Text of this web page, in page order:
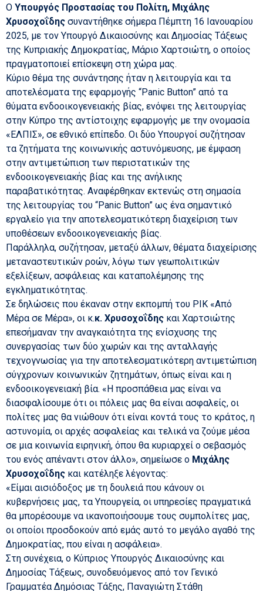
Ο Υπουργός Προστασίας του Πολίτη, Μιχάλης
Χρυσοχοΐδης συναντήθηκε σήμερα Πέμπτη 16 Ιανουαρίου
2025, με τον Υπουργό Δικαιοσύνης και Δημοσίας Τάξεως
της Κυπριακής Δημοκρατίας, Μάριο Χαρτσιώτη, ο οποίος
πραγματοποιεί επίσκεψη στη χώρα μας.
Κύριο θέμα της συνάντησης ήταν η λειτουργία και τα
αποτελέσματα της εφαρμογής “Panic Button” από τα
θύματα ενδοοικογενειακής βίας, ενόψει της λειτουργίας
στην Κύπρο της αντίστοιχης εφαρμογής με την ονομασία
«ΕΛΠΙΣ», σε εθνικό επίπεδο. Οι δύο Υπουργοί συζήτησαν
τα ζητήματα της κοινωνικής αστυνόμευσης, με έμφαση
στην αντιμετώπιση των περιστατικών της
ενδοοικογενειακής βίας και της ανήλικης
παραβατικότητας. Αναφέρθηκαν εκτενώς στη σημασία
της λειτουργίας του “Panic Button” ως ένα σημαντικό
εργαλείο για την αποτελεσματικότερη διαχείριση των
υποθέσεων ενδοοικογενειακής βίας.
Παράλληλα, συζήτησαν, μεταξύ άλλων, θέματα διαχείρισης
μεταναστευτικών ροών, λόγω των γεωπολιτικών
εξελίξεων, ασφάλειας και καταπολέμησης της
εγκληματικότητας.
Σε δηλώσεις που έκαναν στην εκπομπή του ΡΙΚ «Από
Μέρα σε Μέρα», οι κ.κ. Χρυσοχοΐδης και Χαρτσιώτης
επεσήμαναν την αναγκαιότητα της ενίσχυσης της
συνεργασίας των δύο χωρών και της ανταλλαγής
τεχνογνωσίας για την αποτελεσματικότερη αντιμετώπιση
σύγχρονων κοινωνικών ζητημάτων, όπως είναι και η
ενδοοικογενειακή βία. «Η προσπάθεια μας είναι να
διασφαλίσουμε ότι οι πόλεις μας θα είναι ασφαλείς, οι
πολίτες μας θα νιώθουν ότι είναι κοντά τους το κράτος, η
αστυνομία, οι αρχές ασφαλείας και τελικά να ζούμε μέσα
σε μια κοινωνία ειρηνική, όπου θα κυριαρχεί ο σεβασμός
του ενός απέναντι στον άλλο», σημείωσε ο Μιχάλης
Χρυσοχοΐδης και κατέληξε λέγοντας:
«Είμαι αισιόδοξος με τη δουλειά που κάνουν οι
κυβερνήσεις μας, τα Υπουργεία, οι υπηρεσίες πραγματικά
θα μπορέσουμε να ικανοποιήσουμε τους συμπολίτες μας,
οι οποίοι προσδοκούν από εμάς αυτό το μεγάλο αγαθό της
Δημοκρατίας, που είναι η ασφάλεια».
Στη συνέχεια, ο Κύπριος Υπουργός Δικαιοσύνης και
Δημοσίας Τάξεως, συνοδευόμενος από τον Γενικό
Γραμματέα Δημόσιας Τάξης, Παναγιώτη Στάθη